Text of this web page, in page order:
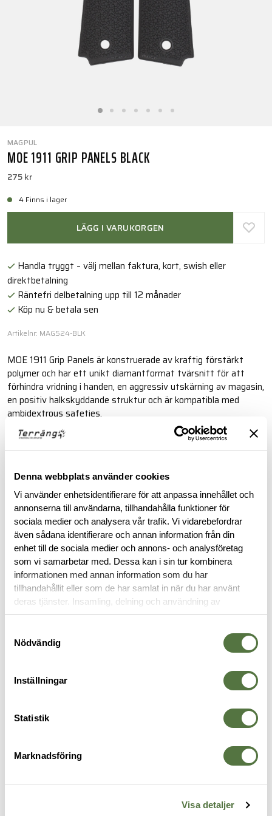
Denna webbplats använder cookies
Vi använder enhetsidentifierare för att anpassa innehållet och
annonserna till användarna, tillhandahålla funktioner för
sociala medier och analysera vår trafik. Vi vidarebefordrar
även sådana identifierare och annan information från din
enhet till de sociala medier och annons- och analysföretag
som vi samarbetar med. Dessa kan i sin tur kombinera
informationen med annan information som du har
tillhandahållit eller som de har samlat in när du har använt
deras tjänster. Insamling, delning och användning av
personuppgifter kan användas för personalisering av
Nödvändig
Inställningar
Statistik
Marknadsföring
Visa detaljer
MAGPUL
MOE 1911 GRIP PANELS BLACK
275 kr
4 Finns i lager
LÄGG I VARUKORGEN
Handla tryggt – välj mellan faktura, kort, swish eller
direktbetalning
Räntefri delbetalning upp till 12 månader
Köp nu & betala sen
Artikelnr: MAG524-BLK
MOE 1911 Grip Panels är konstruerade av kraftig förstärkt
polymer och har ett unikt diamantformat tvärsnitt för att
förhindra vridning i handen, en aggressiv utskärning av magasin,
en positiv halkskyddande struktur och är kompatibla med
ambidextrous safeties.
Läs mer
BESKRIVNING
RECENSIONER
OM VARUMÄRKET
VAPENTILLBEHÖR
QR Rail Grabber Black